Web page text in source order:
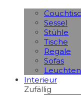
Sessel
Stühle
Tische
Regale
Sofas
Leuchten
Interieur
Zufällig